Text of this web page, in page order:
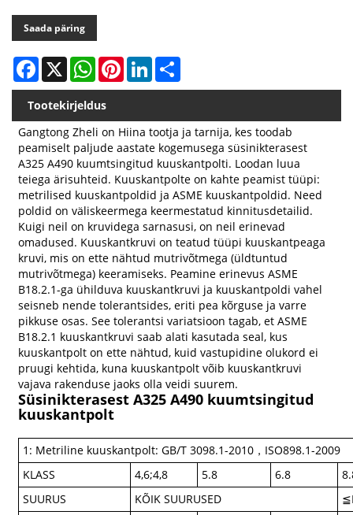
Saada päring
Facebook
X WhatsAppPinterestLinkedIn
Tootekirjeldus
Gangtong Zheli on Hiina tootja ja tarnija, kes toodab
peamiselt paljude aastate kogemusega süsinikterasest
A325 A490 kuumtsingitud kuuskantpolti. Loodan luua
teiega ärisuhteid. Kuuskantpolte on kahte peamist tüüpi:
metrilised kuuskantpoldid ja ASME kuuskantpoldid. Need
poldid on väliskeermega keermestatud kinnitusdetailid.
Kuigi neil on kruvidega sarnasusi, on neil erinevad
omadused. Kuuskantkruvi on teatud tüüpi kuuskantpeaga
kruvi, mis on ette nähtud mutrivõtmega (üldtuntud
mutrivõtmega) keeramiseks. Peamine erinevus ASME
B18.2.1-ga ühilduva kuuskantkruvi ja kuuskantpoldi vahel
seisneb nende tolerantsides, eriti pea kõrguse ja varre
pikkuse osas. See tolerantsi variatsioon tagab, et ASME
B18.2.1 kuuskantkruvi saab alati kasutada seal, kus
kuuskantpolt on ette nähtud, kuid vastupidine olukord ei
pruugi kehtida, kuna kuuskantpolt võib kuuskantkruvi
vajava rakenduse jaoks olla veidi suurem.
Süsinikterasest A325 A490 kuumtsingitud
kuuskantpolt
1: Metriline kuuskantpolt: GB/T 3098.1-2010，ISO898.1-2009
KLASS
4,6;4,8 5.8 6.8
SUURUS
KÕIK SUURUSED